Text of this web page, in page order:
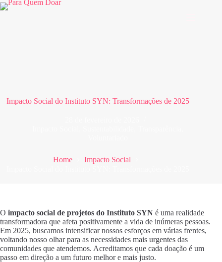
Pular
para
Impacto Social do Instituto SYN: Transformações de 2025
Home
Impacto Social
O impacto social de projetos do Instituto SYN é uma realidade
transformadora que afeta positivamente a vida de inúmeras pessoas.
Em 2025, buscamos intensificar nossos esforços em várias frentes,
voltando nosso olhar para as necessidades mais urgentes das
comunidades que atendemos. Acreditamos que cada doação é um
passo em direção a um futuro melhor e mais justo.